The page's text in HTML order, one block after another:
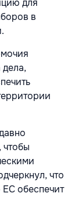
для
в
что
обеспечит